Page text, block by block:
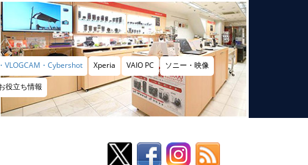
VLOGCAM・Cybershot Xperia VAIO PC ソニー・映像
役立ち情報